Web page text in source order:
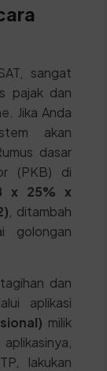
sangat
pajak dan
Jika Anda
akan
dasar
(PKB) di
x 25% x
, ditambah
golongan
dan
aplikasi
milik
lakukan